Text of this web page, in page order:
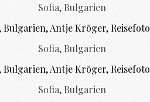
Sofia, Bulgarien
Sofia, Bulgarien
Sofia, Bulgarien